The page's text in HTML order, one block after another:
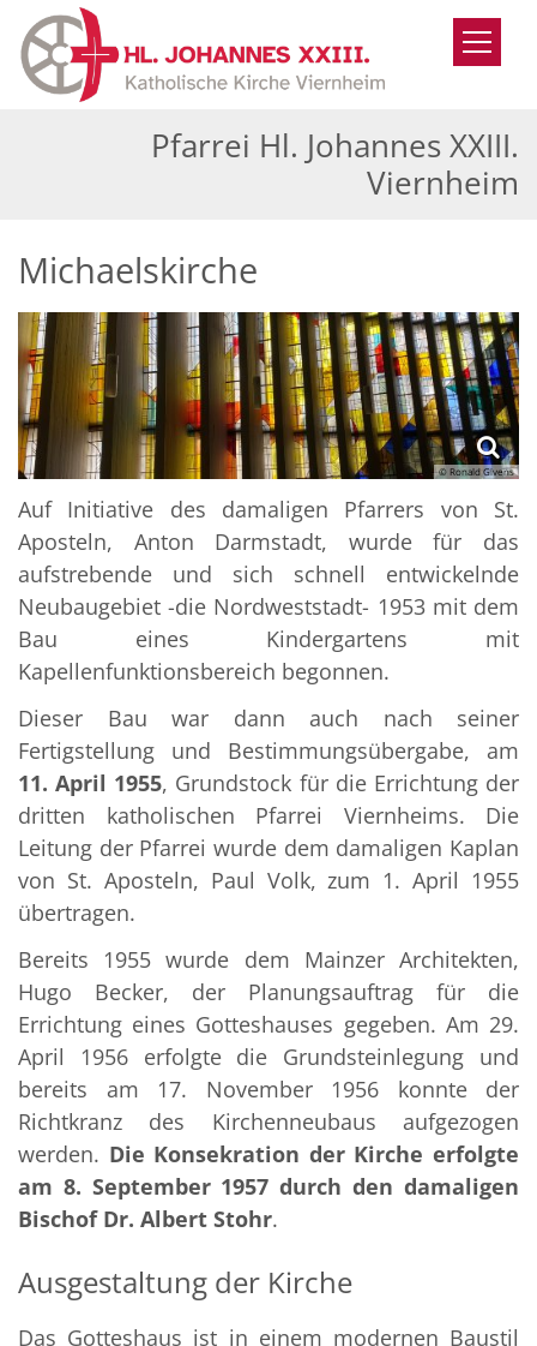
Zum Inhalt springen
Pfarrei Hl. Johannes XXIII.
Viernheim
Michaelskirche
© Ronald Givens
Auf Initiative des damaligen Pfarrers von St.
Aposteln, Anton Darmstadt, wurde für das
aufstrebende und sich schnell entwickelnde
Neubaugebiet -die Nordweststadt- 1953 mit dem
Bau eines Kindergartens mit
Kapellenfunktionsbereich begonnen.
Dieser Bau war dann auch nach seiner
Fertigstellung und Bestimmungsübergabe, am
11. April 1955, Grundstock für die Errichtung der
dritten katholischen Pfarrei Viernheims. Die
Leitung der Pfarrei wurde dem damaligen Kaplan
von St. Aposteln, Paul Volk, zum 1. April 1955
übertragen.
Bereits 1955 wurde dem Mainzer Architekten,
Hugo Becker, der Planungsauftrag für die
Errichtung eines Gotteshauses gegeben. Am 29.
April 1956 erfolgte die Grundsteinlegung und
bereits am 17. November 1956 konnte der
Richtkranz des Kirchenneubaus aufgezogen
werden. Die Konsekration der Kirche erfolgte
am 8. September 1957 durch den damaligen
Bischof Dr. Albert Stohr.
Ausgestaltung der Kirche
Das Gotteshaus ist in einem modernen Baustil